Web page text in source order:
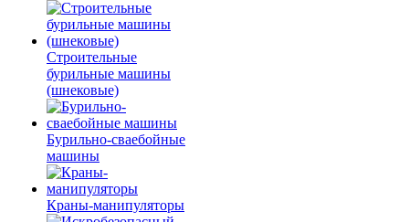
Строительные
бурильные машины
(шнековые)
Бурильно-сваебойные
машины
Краны-манипуляторы